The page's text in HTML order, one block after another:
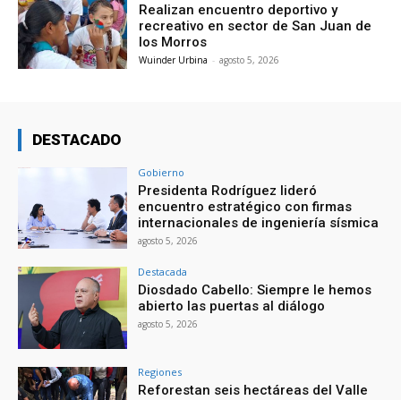
Realizan encuentro deportivo y
recreativo en sector de San Juan de
los Morros
Wuinder Urbina - agosto 5, 2026
DESTACADO
Gobierno
Presidenta Rodríguez lideró
encuentro estratégico con firmas
internacionales de ingeniería sísmica
agosto 5, 2026
Destacada
Diosdado Cabello: Siempre le hemos
abierto las puertas al diálogo
agosto 5, 2026
Regiones
Reforestan seis hectáreas del Valle